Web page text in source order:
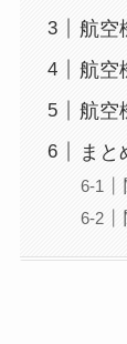
航空
航空
航空
まと